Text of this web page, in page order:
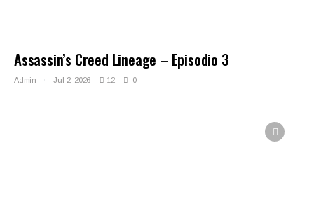
Assassin’s Creed Lineage – Episodio 3
Admin Jul 2, 2026 12 0